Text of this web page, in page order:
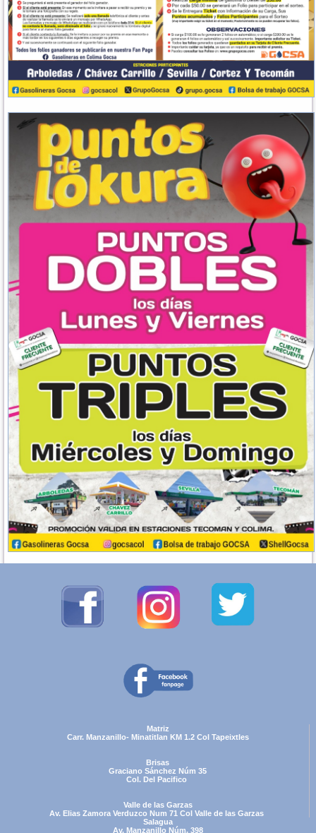
Matriz
Carr. Manzanillo- Minatitlan KM 1.2 Col Tapeixtles
Brisas
Graciano Sánchez Núm 35
Col. Del Pacifico
Valle de las Garzas
Av. Elias Zamora Verduzco Num 71 Col Valle de las Garzas
Salagua
Av. Manzanillo Núm. 398